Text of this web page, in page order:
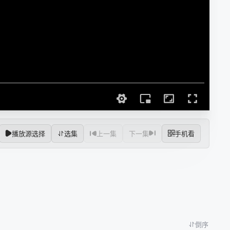
播放源选择 选集 上一集 下一集 手机看
倒序